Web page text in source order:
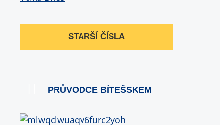
STARŠÍ ČÍSLA
PRŮVODCE BÍTEŠSKEM